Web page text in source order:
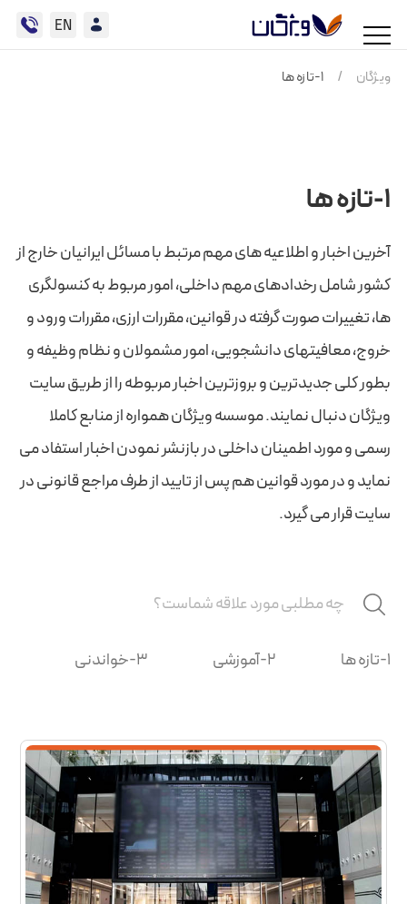
EN
ویژگان / 1-تازه ها
1-تازه ها
آخرین اخبار و اطلاعیه های مهم مرتبط با مسائل ایرانیان خارج از
کشور شامل رخدادهای مهم داخلی، امور مربوط به کنسولگری
ها، تغییرات صورت گرفته در قوانین، مقررات ارزی، مقررات ورود و
خروج، معافیتهای دانشجویی، امور مشمولان و نظام وظیفه و
بطور کلی جدیدترین و بروزترین اخبار مربوطه را از طریق سایت
ویژگان دنبال نمایند. موسسه ویژگان همواره از منابع کاملا
رسمی و مورد اطمینان داخلی در بازنشر نمودن اخبار استفاد می
نماید و در مورد قوانین هم پس از تایید از طرف مراجع قانونی در
سایت قرار می گیرد.
1-تازه ها 2-آموزشی 3-خواندنی
ویژگان اداری
ویژگان مشاور
ویژگان کارگزار